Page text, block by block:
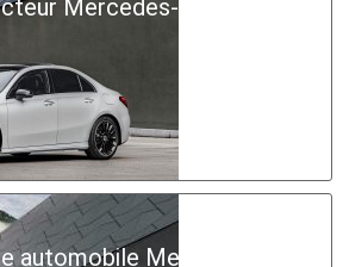
Mercedes-Benz Classe A
automobile Mercedes-Benz